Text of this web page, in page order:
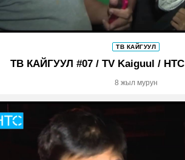
ТВ КАЙГУУЛ
ТВ КАЙГУУЛ #07 / TV Kaiguul /
8 жыл мурун